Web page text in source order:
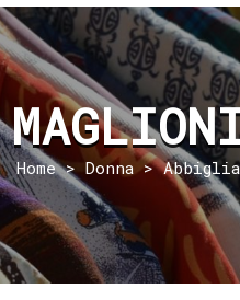
Home> Donna>